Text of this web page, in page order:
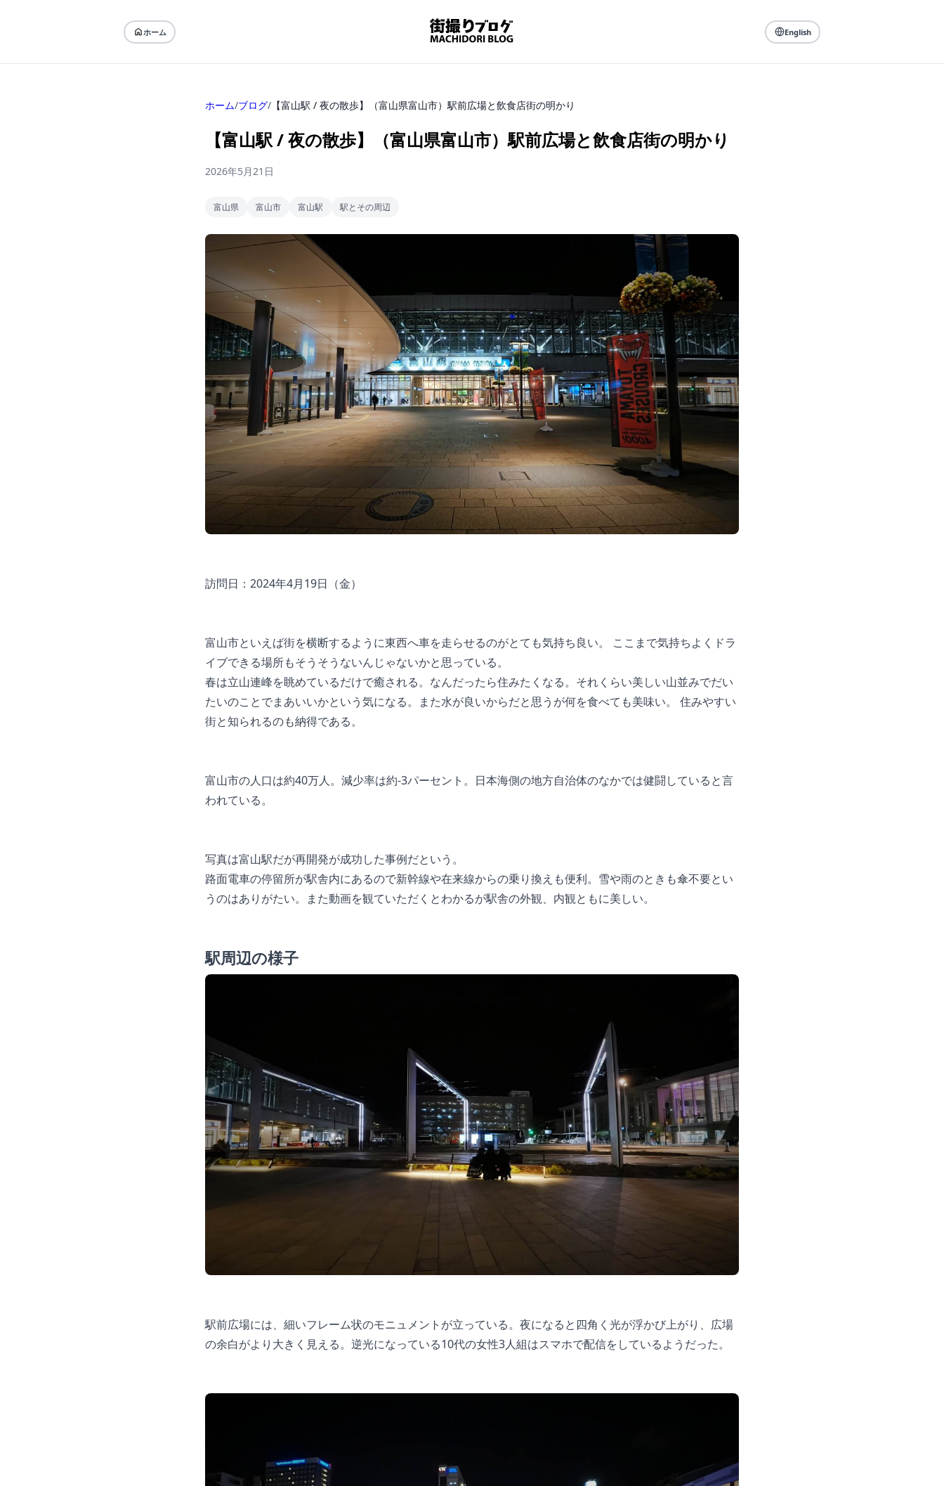
ホーム English
ホーム/ブログ/ 【富山駅 / 夜の散歩】（富山県富山市）駅前広場と飲食店街の明かり
【富山駅 / 夜の散歩】（富山県富山市）駅前広場と飲食店街の明かり
2026年5月21日
富山県 富山市 富山駅 駅とその周辺
訪問日：2024年4月19日（金）
富山市といえば街を横断するように東西へ車を走らせるのがとても気持ち良い。 ここまで気持ちよくドラ
イブできる場所もそうそうないんじゃないかと思っている。
春は立山連峰を眺めているだけで癒される。なんだったら住みたくなる。それくらい美しい山並みでだい
たいのことでまあいいかという気になる。また水が良いからだと思うが何を食べても美味い。 住みやすい
街と知られるのも納得である。
富山市の人口は約40万人。減少率は約-3パーセント。日本海側の地方自治体のなかでは健闘していると言
われている。
写真は富山駅だが再開発が成功した事例だという。
路面電車の停留所が駅舎内にあるので新幹線や在来線からの乗り換えも便利。雪や雨のときも傘不要とい
うのはありがたい。また動画を観ていただくとわかるが駅舎の外観、内観ともに美しい。
駅周辺の様子
駅前広場には、細いフレーム状のモニュメントが立っている。夜になると四角く光が浮かび上がり、広場
の余白がより大きく見える。逆光になっている10代の女性3人組はスマホで配信をしているようだった。